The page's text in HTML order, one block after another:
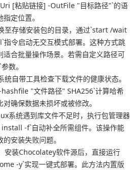
[粘贴链接] -OutFile "目标路径"`的语
定位置。
至存储安装包的目录，通过`start /wait
令启动无交互模式部署。这种方式跳
适合批量操作场景。若需自定义路径可
数。
自带工具检查下载文件的健康状态。
"文件路径" SHA256`计算哈希
确保数据未损坏或被修改。
系统遇到库文件不足时，执行包管理器
-f`自动补全所需组件。该操作能
安装失败问题。
安装Chocolatey软件源后，直接运行
-y`实现一键式部署。此方法内置版